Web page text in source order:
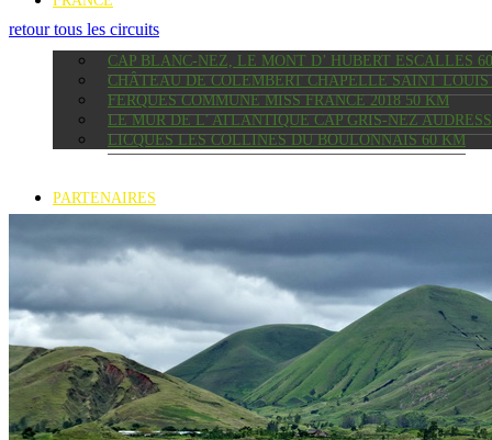
CAP BLANC-NEZ, LE MONT D’ HUBERT ESCALLES
CHÂTEAU DE COLEMBERT CHAPELLE SAINT
FERQUES COMMUNE MISS FRANCE 2018 50 KM
LE MUR DE L’ ATLANTIQUE CAP GRIS-NEZ
LICQUES LES COLLINES DU BOULONNAIS 60 KM
PARTENAIRES
HÔTEL MANOIR ROUGE IVATO AÉROPORT
COLOCATION LA CASE PETITE ÎLE
LOCATION VTT
retour tous les circuits